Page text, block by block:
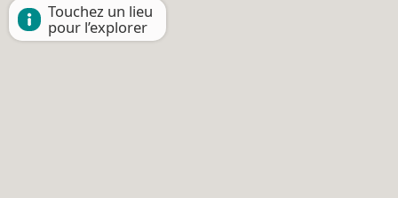
Touchez un lieu
pour l’explorer